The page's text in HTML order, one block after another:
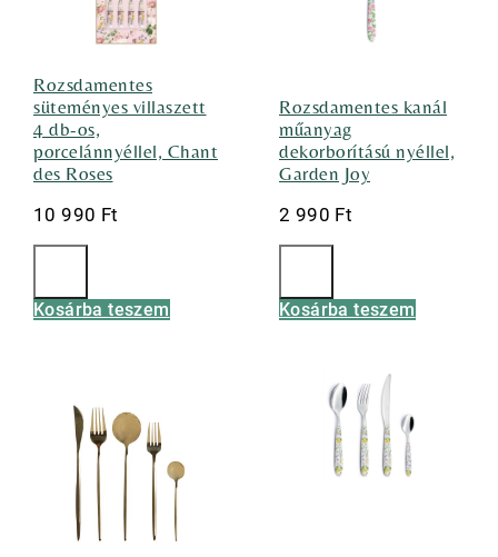
Rozsdamentes
süteményes villaszett
4 db-os,
porcelánnyéllel, Chant
des Roses
10 990 Ft
Kosárba teszem
Rozsdamentes kanál
műanyag
dekorborítású nyéllel,
Garden Joy
2 990 Ft
Kosárba teszem